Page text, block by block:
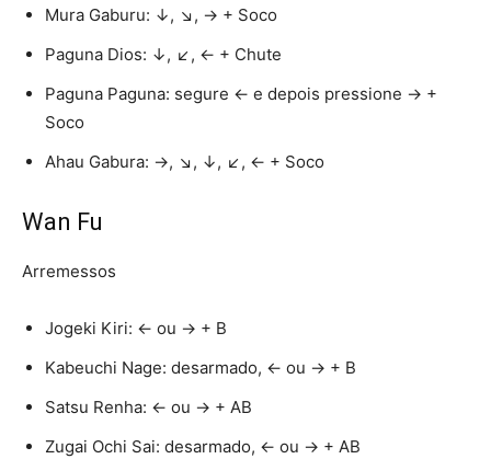
Mura Gaburu: ↓, ↘, → + Soco
Paguna Dios: ↓, ↙, ← + Chute
Paguna Paguna: segure ← e depois pressione → +
Soco
Ahau Gabura: →, ↘, ↓, ↙, ← + Soco
Wan Fu
Arremessos
Jogeki Kiri: ← ou → + B
Kabeuchi Nage: desarmado, ← ou → + B
Satsu Renha: ← ou → + AB
Zugai Ochi Sai: desarmado, ← ou → + AB